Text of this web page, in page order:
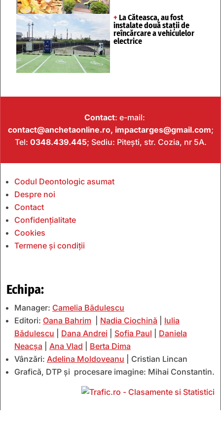
+ La Căteasca, au fost
instalate două stații de
reîncărcare a vehiculelor
electrice
Contact: e-mail:
contact@anchetaonline.ro, impactarges@gmail.com;
Tel: 0348.439.445; Sediu: Pitești, str. Cozia, nr 5A.
Codul Deontologic asumat
Despre noi
Contact
Confidențialitate
Cookies
Termene și condiții
Echipa:
Manager: Camelia Bădulescu
Editori: Oana Bahrim Nadia Ciochină
Iulia
Bădulescu
Dana Andrei Sofia Paul
Daniela
Neacșa
Ana Vlad
Berta Dima
Vânzări: Adelina Moldoveanu | Cristian Lincan
Grafică, DTP și procesare imagine: Mihai Constantin.